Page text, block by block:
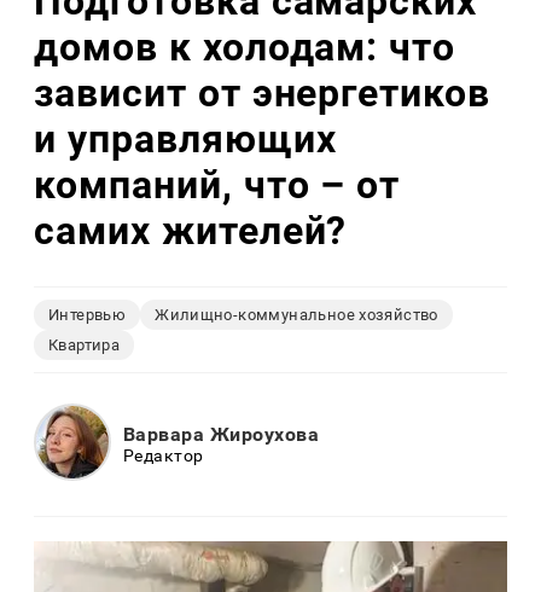
домов к холодам: что
зависит от энергетиков
и управляющих
компаний, что – от
самих жителей?
Интервью
Жилищно-коммунальное хозяйство
Квартира
Варвара Жироухова
Редактор